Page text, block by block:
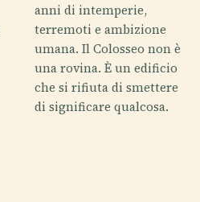
anni di intemperie,
terremoti e ambizione
umana. Il Colosseo non è
una rovina. È un edificio
che si rifiuta di smettere
di significare qualcosa.